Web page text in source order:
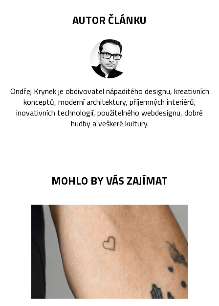
AUTOR ČLÁNKU
Ondřej Krynek je obdivovatel nápaditého designu, kreativních
konceptů, moderní architektury, příjemných interiérů,
inovativních technologií, použitelného webdesignu, dobré
hudby a veškeré kultury.
MOHLO BY VÁS ZAJÍMAT